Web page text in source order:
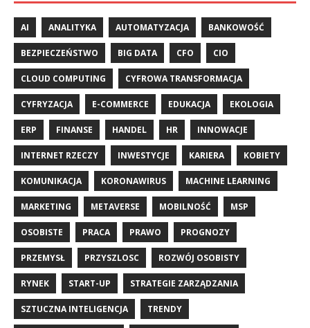
AI ANALITYKA AUTOMATYZACJA BANKOWOŚĆ
BEZPIECZEŃSTWO BIG DATA CFO CIO
CLOUD COMPUTING CYFROWA TRANSFORMACJA
CYFRYZACJA E-COMMERCE EDUKACJA EKOLOGIA
ERP FINANSE HANDEL HR INNOWACJE
INTERNET RZECZY INWESTYCJE KARIERA KOBIETY
KOMUNIKACJA KORONAWIRUS MACHINE LEARNING
MARKETING METAVERSE MOBILNOŚĆ MSP
OSOBISTE PRACA PRAWO PROGNOZY
PRZEMYSŁ PRZYSZLOSC ROZWÓJ OSOBISTY
RYNEK START-UP STRATEGIE ZARZĄDZANIA
SZTUCZNA INTELIGENCJA TRENDY